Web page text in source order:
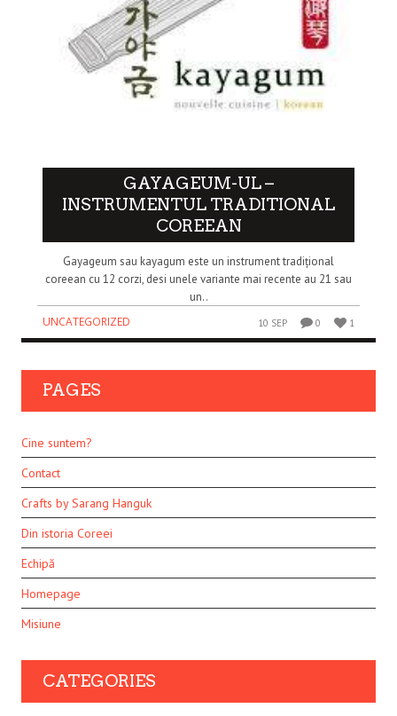
GAYAGEUM-UL –
INSTRUMENTUL TRADITIONAL
COREEAN
Gayageum sau kayagum este un instrument tradițional
coreean cu 12 corzi, desi unele variante mai recente au 21 sau
un..
UNCATEGORIZED
10 SEP 0 1
PAGES
Cine suntem?
Contact
Crafts by Sarang Hanguk
Din istoria Coreei
Echipă
Homepage
Misiune
CATEGORIES